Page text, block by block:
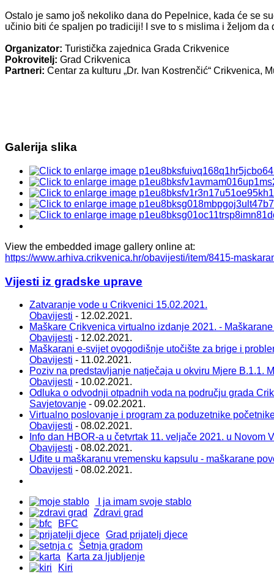
Ostalo je samo još nekoliko dana do Pepelnice, kada će se
učinio biti će spaljen po tradiciji! I sve to s mislima i željom
Organizator: Turistička zajednica Grada Crikvenice
Pokrovitelj: Grad Crikvenica
Partneri: Centar za kulturu „Dr. Ivan Kostrenčić“ Crikvenica,
Galerija slika
View the embedded image gallery online at:
https://www.arhiva.crikvenica.hr/obavijesti/item/8415-
Vijesti iz gradske uprave
Zatvaranje vode u Crikvenici 15.02.2021.
Obavijesti - 12.02.2021.
Maškare Crikvenica virtualno izdanje 2021. -
Obavijesti - 12.02.2021.
Maškarani e-svijet ovogodišnje utočište za brige i
Obavijesti - 11.02.2021.
Poziv na predstavljanje natječaja u okviru Mjere B.1.1.
Obavijesti - 10.02.2021.
Odluka o odvodnji otpadnih voda na području grada
Savjetovanje - 09.02.2021.
Virtualno poslovanje i program za poduzetnike
Obavijesti - 08.02.2021.
Info dan HBOR-a u četvrtak 11. veljače 2021. u Novom
Obavijesti - 08.02.2021.
Uđite u maškaranu vremensku kapsulu - maškarane
Obavijesti - 08.02.2021.
I ja imam svoje stablo
Zdravi grad
BFC
Grad prijatelj djece
Šetnja gradom
Karta za ljubljenje
Kiri